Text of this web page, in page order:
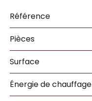
Référence
Pièces
Surface
Énergie de chauffage